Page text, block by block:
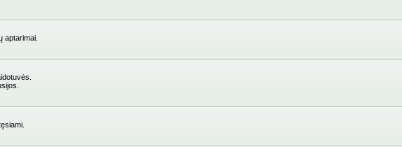
aptarimai.